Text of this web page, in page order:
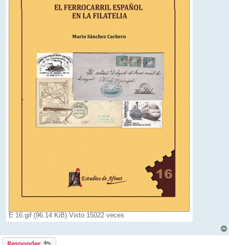
E 16.gif (96.14 KiB) Visto 15022 veces